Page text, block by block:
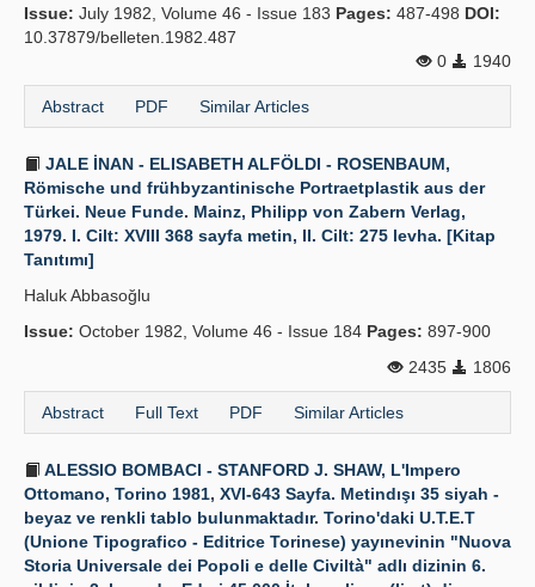
Issue: July 1982, Volume 46 - Issue 183 Pages: 487-498 DOI:
10.37879/belleten.1982.487
0
1940
Abstract PDF Similar Articles
JALE İNAN - ELISABETH ALFÖLDI - ROSENBAUM,
Römische und frühbyzantinische Portraetplastik aus der
Türkei. Neue Funde. Mainz, Philipp von Zabern Verlag,
1979. I. Cilt: XVIII 368 sayfa metin, II. Cilt: 275 levha. [Kitap
Tanıtımı]
Haluk Abbasoğlu
Issue: October 1982, Volume 46 - Issue 184 Pages: 897-900
2435
1806
Abstract Full Text PDF Similar Articles
ALESSIO BOMBACI - STANFORD J. SHAW, L'Impero
Ottomano, Torino 1981, XVI-643 Sayfa. Metindışı 35 siyah -
beyaz ve renkli tablo bulunmaktadır. Torino'daki U.T.E.T
(Unione Tipografico - Editrice Torinese) yayınevinin "Nuova
Storia Universale dei Popoli e delle Civiltà" adlı dizinin 6.